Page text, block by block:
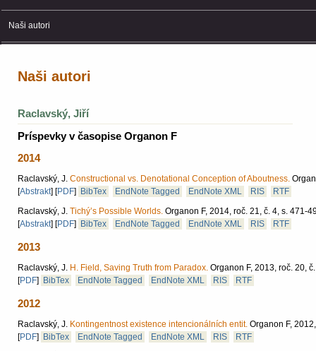
Naši autori
Naši autori
Raclavský, Jiří
Príspevky v časopise Organon F
2014
Raclavský, J. Constructional vs. Denotational Conception of Aboutness.
[Abstrakt] [PDF] BibTex EndNote Tagged EndNote XML RIS
RTF
Raclavský, J. Tichý’s Possible Worlds. Organon F, 2014, roč. 21, č. 4, s. 471-
[Abstrakt] [PDF] BibTex EndNote Tagged EndNote XML RIS RTF
2013
Raclavský, J. H. Field, Saving Truth from Paradox. Organon F, 2013, roč. 20,
[PDF] BibTex EndNote Tagged EndNote XML RIS RTF
2012
Raclavský, J. Kontingentnost existence intencionálních entit. Organon F,
[PDF] BibTex EndNote Tagged EndNote XML RIS
RTF